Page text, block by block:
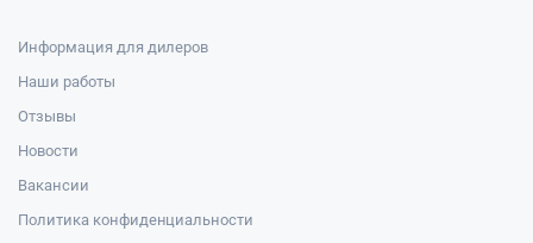
Информация для дилеров
Наши работы
Отзывы
Новости
Вакансии
Политика конфиденциальности